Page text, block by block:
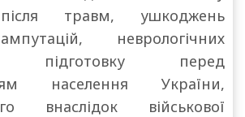
травм, ушкоджень
неврологічних
підготовку перед
населення України,
внаслідок військової